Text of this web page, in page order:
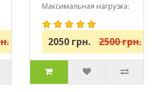
Максимальная нагрузка:
до 100 кг
2050 грн. 2500 грн.